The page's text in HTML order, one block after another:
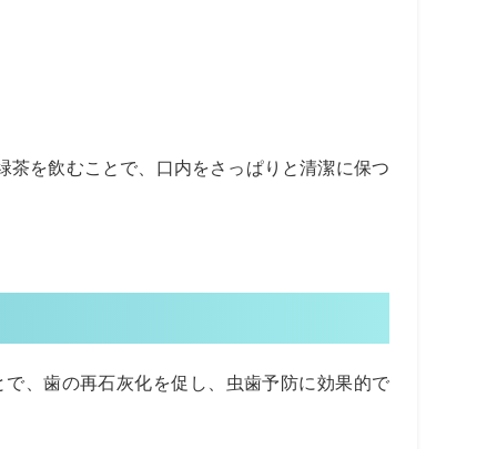
を飲むことで、口内をさっぱりと清潔に保つ
、歯の再石灰化を促し、虫歯予防に効果的で